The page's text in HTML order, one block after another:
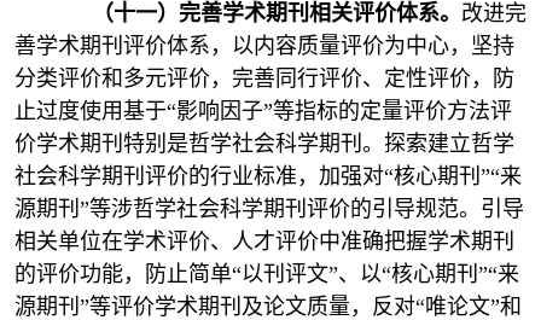
（十一）完善学术期刊相关评价体系。 改进完
善学术期刊评价体系，以内容质量评价为中心，坚持
分类评价和多元评价，完善同行评价、定性评价，防
止过度使用基于“影响因子”等指标的定量评价方法评
价学术期刊特别是哲学社会科学期刊。探索建立哲学
社会科学期刊评价的行业标准，加强对“核心期刊”“来
源期刊”等涉哲学社会科学期刊评价的引导规范。引导
相关单位在学术评价、人才评价中准确把握学术期刊
的评价功能，防止简单“以刊评文”、以“核心期刊”“来
源期刊”等评价学术期刊及论文质量，反对“唯论文”和